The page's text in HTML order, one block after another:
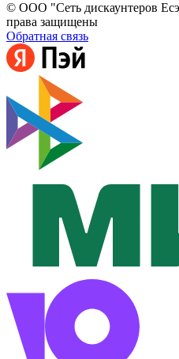
© ООО "Сеть дискаунтеров
права защищены
Обратная связь